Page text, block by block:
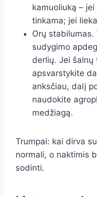
kamuoliuką –
tinkama; jei
Orų stabilumas.
sudygimo
derlių. Jei
apsvarstykite
anksčiau, dalį
naudokite
medžiagą.
Trumpai: kai dirva
normali, o naktimis
sodinti.